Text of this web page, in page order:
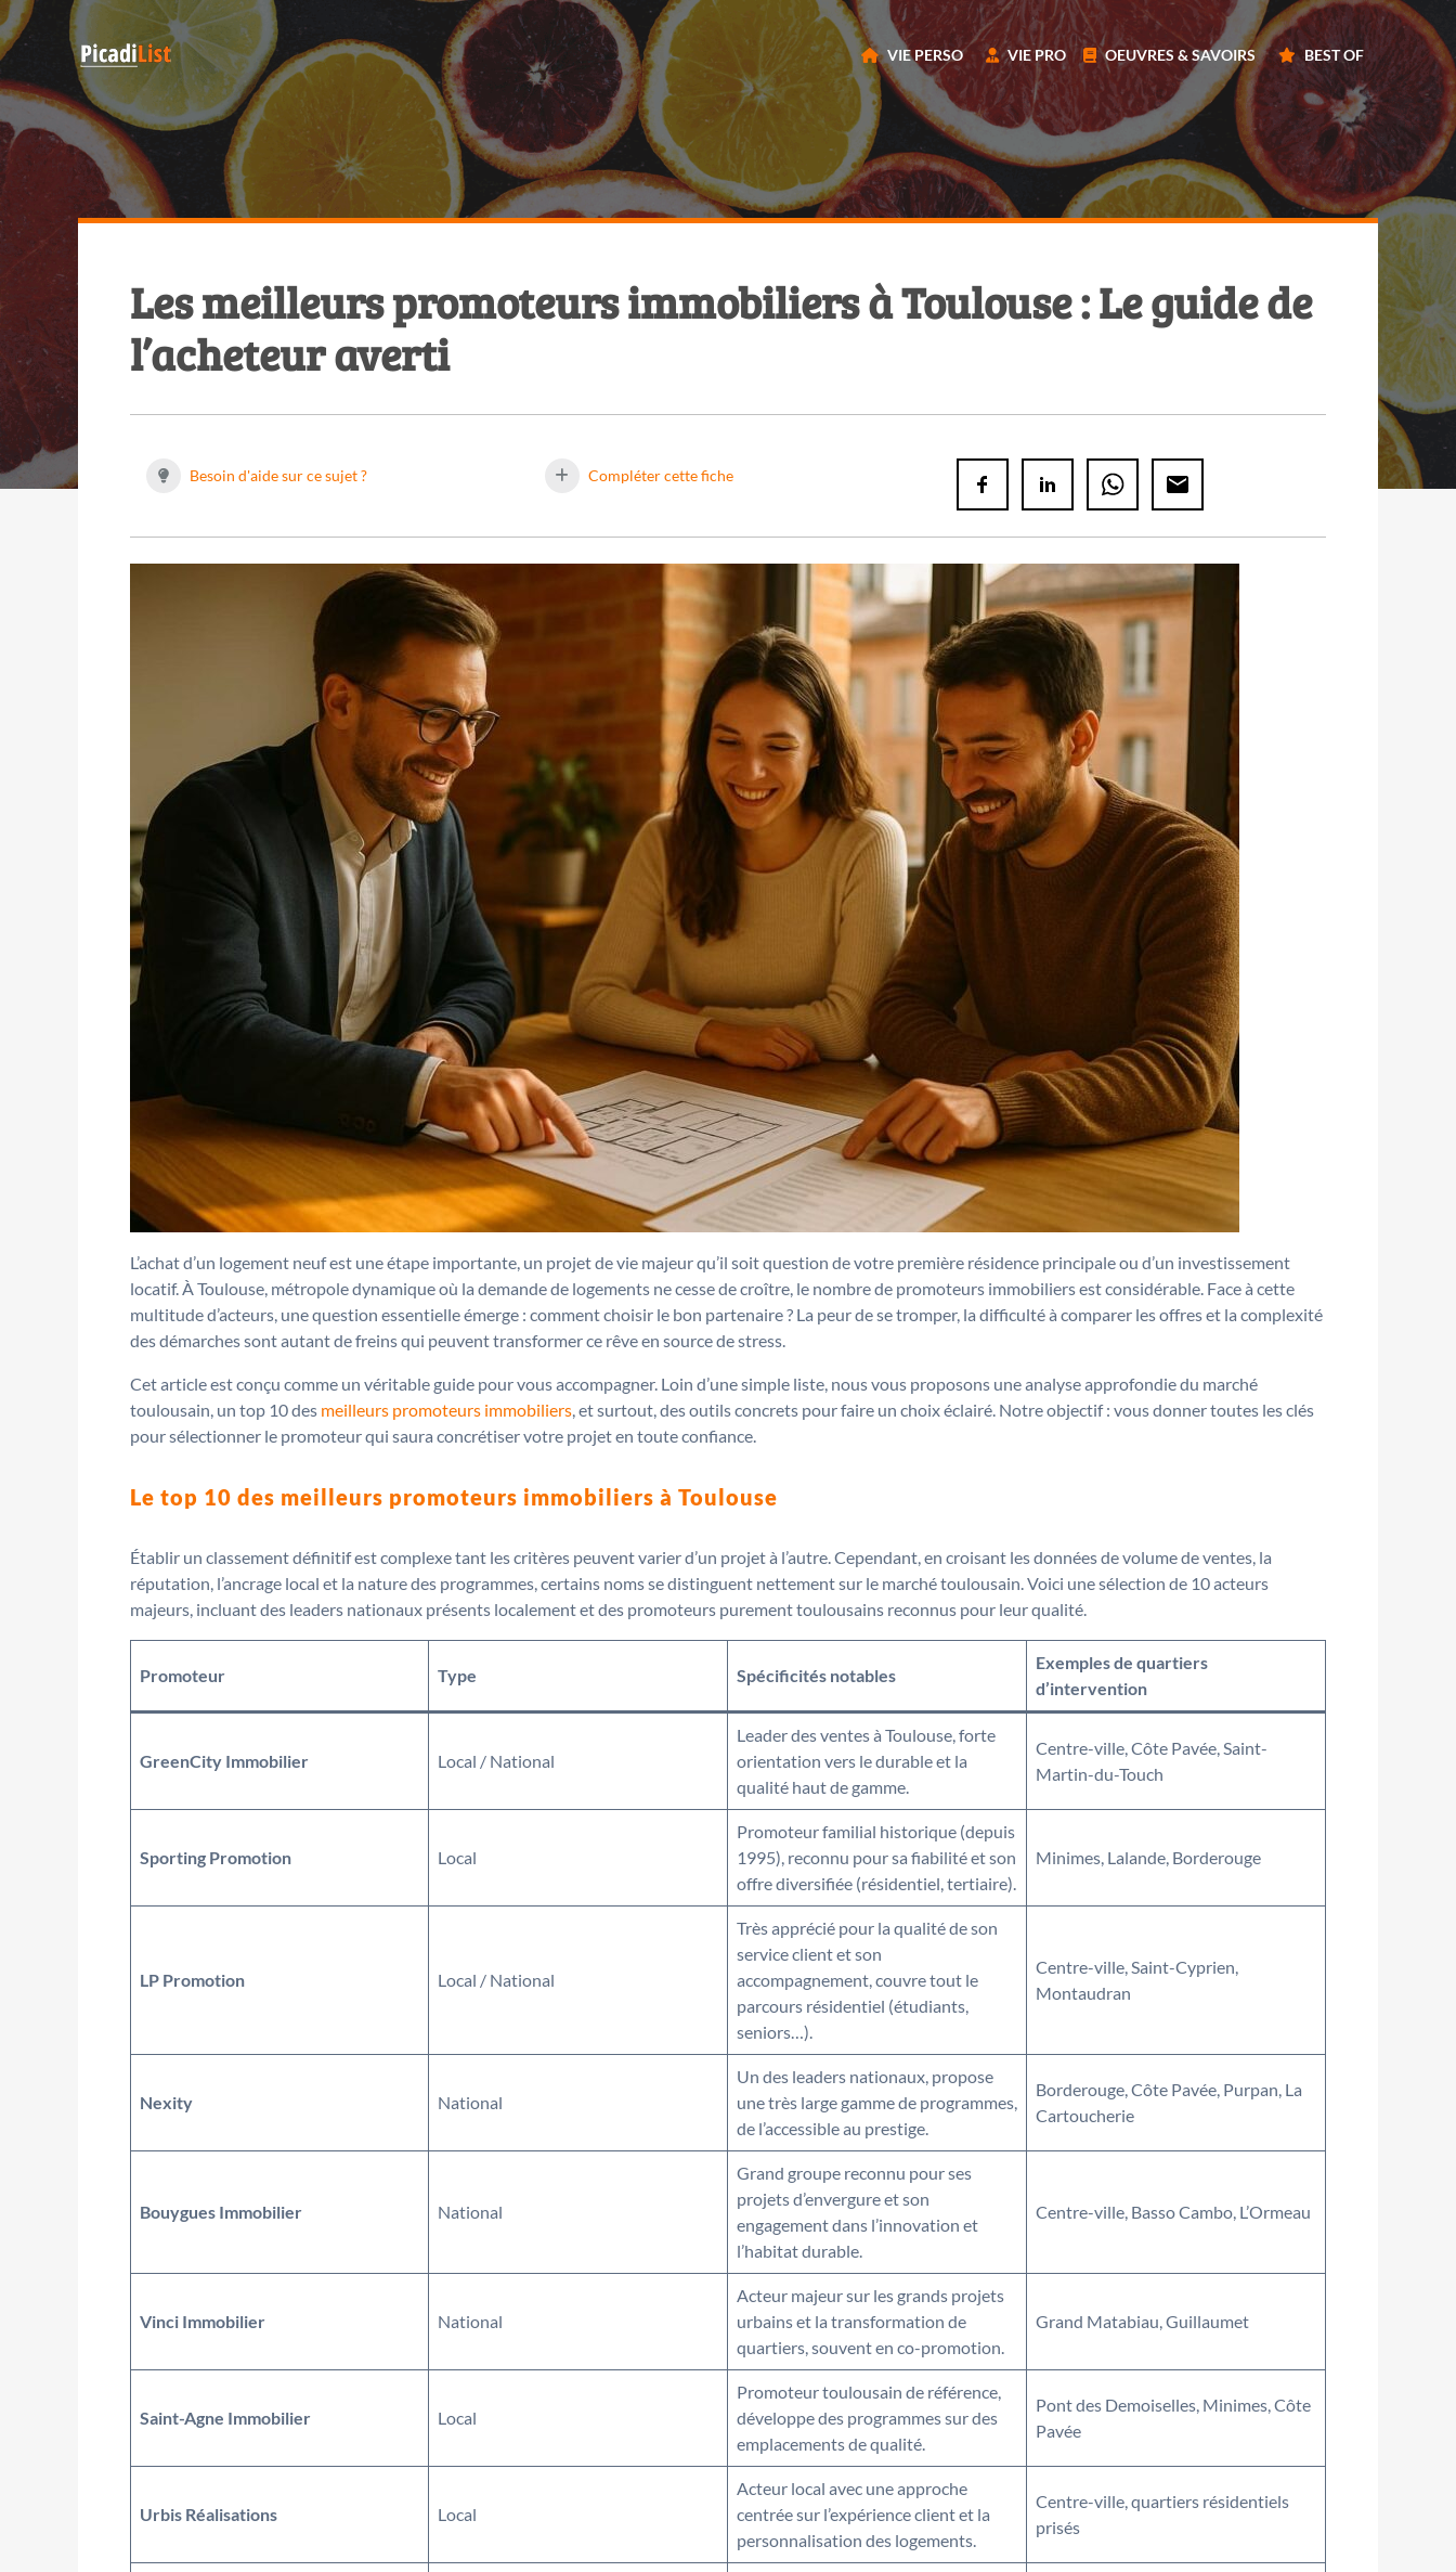
VIE PERSO VIE PRO OEUVRES & SAVOIRS BEST OF
Les meilleurs promoteurs immobiliers à Toulouse : Le guide de
l’acheteur averti
Besoin d'aide sur ce sujet ? Compléter cette fiche
L’achat d’un logement neuf est une étape importante, un projet de vie majeur qu’il soit question de votre première résidence principale ou d’un investissement
locatif. À Toulouse, métropole dynamique où la demande de logements ne cesse de croître, le nombre de promoteurs immobiliers est considérable. Face à cette
multitude d’acteurs, une question essentielle émerge : comment choisir le bon partenaire ? La peur de se tromper, la difficulté à comparer les offres et la complexité
des démarches sont autant de freins qui peuvent transformer ce rêve en source de stress.
Cet article est conçu comme un véritable guide pour vous accompagner. Loin d’une simple liste, nous vous proposons une analyse approfondie du marché
toulousain, un top 10 des meilleurs promoteurs immobiliers, et surtout, des outils concrets pour faire un choix éclairé. Notre objectif : vous donner toutes les clés
pour sélectionner le promoteur qui saura concrétiser votre projet en toute confiance.
Le top 10 des meilleurs promoteurs immobiliers à Toulouse
Établir un classement définitif est complexe tant les critères peuvent varier d’un projet à l’autre. Cependant, en croisant les données de volume de ventes, la
réputation, l’ancrage local et la nature des programmes, certains noms se distinguent nettement sur le marché toulousain. Voici une sélection de 10 acteurs
majeurs, incluant des leaders nationaux présents localement et des promoteurs purement toulousains reconnus pour leur qualité.
Promoteur Type Spécificités notables
Exemples de quartiers
d’intervention
GreenCity Immobilier Local / National
Leader des ventes à Toulouse, forte
orientation vers le durable et la
qualité haut de gamme.
Centre-ville, Côte Pavée, Saint-
Martin-du-Touch
Sporting Promotion Local
Promoteur familial historique (depuis
1995), reconnu pour sa fiabilité et son
offre diversifiée (résidentiel, tertiaire).
Minimes, Lalande, Borderouge
LP Promotion Local / National
Très apprécié pour la qualité de son
service client et son
accompagnement, couvre tout le
parcours résidentiel (étudiants,
seniors…).
Centre-ville, Saint-Cyprien,
Montaudran
Nexity National
Un des leaders nationaux, propose
une très large gamme de programmes,
de l’accessible au prestige.
Borderouge, Côte Pavée, Purpan, La
Cartoucherie
Bouygues Immobilier National
Grand groupe reconnu pour ses
projets d’envergure et son
engagement dans l’innovation et
l’habitat durable.
Centre-ville, Basso Cambo, L’Ormeau
Vinci Immobilier National
Acteur majeur sur les grands projets
urbains et la transformation de
quartiers, souvent en co-promotion.
Grand Matabiau, Guillaumet
Saint-Agne Immobilier Local
Promoteur toulousain de référence,
développe des programmes sur des
emplacements de qualité.
Pont des Demoiselles, Minimes, Côte
Pavée
Urbis Réalisations Local
Acteur local avec une approche
centrée sur l’expérience client et la
personnalisation des logements.
Centre-ville, quartiers résidentiels
prisés